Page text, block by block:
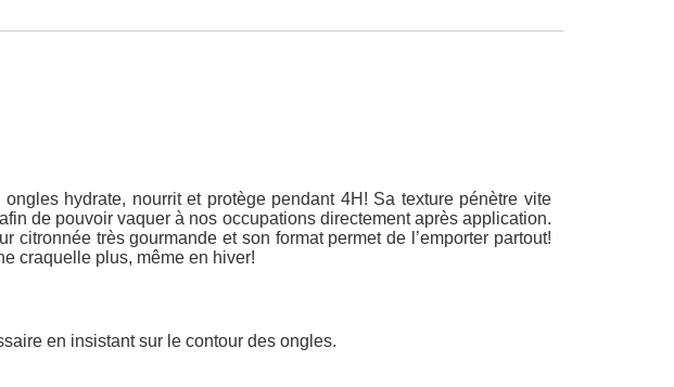
hydrate, nourrit et protège pendant 4H! Sa texture pénètre vite
de pouvoir vaquer à nos occupations directement après application.
citronnée très gourmande et son format permet de l’emporter partout!
craquelle plus, même en hiver!
en insistant sur le contour des ongles.